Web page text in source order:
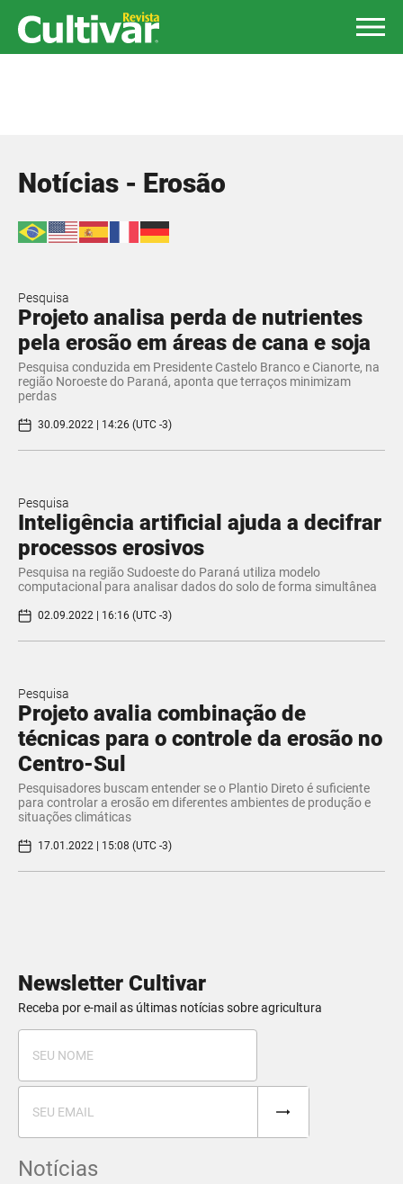
Notícias - Erosão
Pesquisa
Projeto analisa perda de nutrientes
pela erosão em áreas de cana e soja
Pesquisa conduzida em Presidente Castelo Branco e Cianorte, na
região Noroeste do Paraná, aponta que terraços minimizam
perdas
30.09.2022 | 14:26 (UTC -3)
Pesquisa
Inteligência artificial ajuda a decifrar
processos erosivos
Pesquisa na região Sudoeste do Paraná utiliza modelo
computacional para analisar dados do solo de forma simultânea
02.09.2022 | 16:16 (UTC -3)
Pesquisa
Projeto avalia combinação de
técnicas para o controle da erosão no
Centro-Sul
Pesquisadores buscam entender se o Plantio Direto é suficiente
para controlar a erosão em diferentes ambientes de produção e
situações climáticas
17.01.2022 | 15:08 (UTC -3)
Newsletter Cultivar
Receba por e-mail as últimas notícias sobre agricultura
Notícias